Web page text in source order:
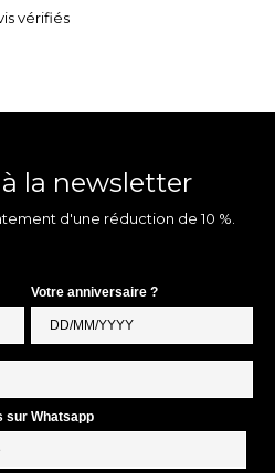
vérifiés
la newsletter
d'une réduction de 10 %.
Votre anniversaire ?
sur Whatsapp